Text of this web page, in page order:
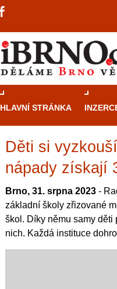
HLAVNÍ STRÁNKA
Děti si
nápady získají
Brno, 31. srpna 2023 -
základní školy zřizované
škol. Díky němu samy
nich. Každá instituce